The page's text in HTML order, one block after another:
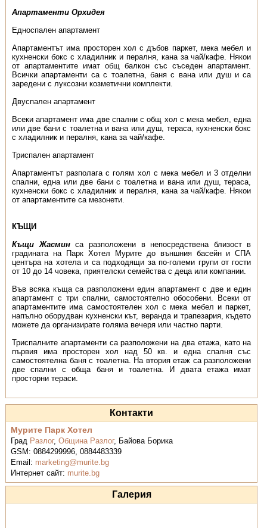
Апартаменти Орхидея
Едноспален апартамент
Апартаментът има просторен хол с дъбов паркет, мека мебел и
кухненски бокс с хладилник и пералня, кана за чай/кафе. Някои
от апартаментите имат общ балкон със съседен апартамент.
Всички апартаменти са с тоалетна, баня с вана или душ и са
заредени с луксозни козметични комплекти.
Двуспален апартамент
Всеки апартамент има две спални с общ хол с мека мебел, една
или две бани с тоалетна и вана или душ, тераса, кухненски бокс
с хладилник и пералня, кана за чай/кафе.
Триспален апартамент
Апартаментът разполага с голям хол с мека мебел и 3 отделни
спални, една или две бани с тоалетна и вана или душ, тераса,
кухненски бокс с хладилник и пералня, кана за чай/кафе. Някои
от апартаментите са мезонети.
КЪЩИ
Къщи Жасминса разположени в непосредствена близост в
градината на Парк Хотел Мурите до външния басейн и СПА
центъра на хотела и са подходящи за по-големи групи от гости
от 10 до 14 човека, приятелски семейства с деца или компании.
Във всяка къща са разположени един апартамент с две и един
апартамент с три спални, самостоятелно обособени. Всеки от
апартаментите има самостоятелен хол с мека мебел и паркет,
напълно оборудван кухненски кът, веранда и трапезария, където
можете да организирате голяма вечеря или частно парти.
Триспалните апартаменти са разположени на два етажа, като на
първия има просторен хол над 50 кв. и една спалня със
самостоятелна баня с тоалетна. На втория етаж са разположени
две спални с обща баня и тоалетна. И двата етажа имат
просторни тераси.
Контакти
Мурите Парк Хотел
Град Разлог,Община Разлог, Байова Борика
GSM:0884299996, 0884483339
Email: marketing@murite.bg
Интернет сайт: murite.bg
Галерия